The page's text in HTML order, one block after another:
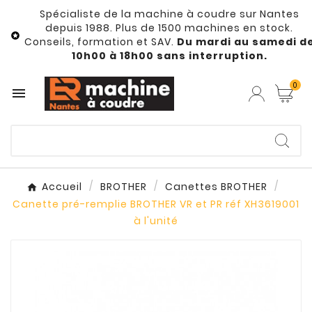

Spécialiste de la machine à coudre sur Nantes
depuis 1988. Plus de 1500 machines en stock.
Conseils, formation et SAV. Du mardi au samedi
10h00 à 18h00 sans interruption.
 0
Accueil BROTHER
Canettes BROTHER
Canette pré-remplie BROTHER VR et PR réf XH3619001
à l'unité